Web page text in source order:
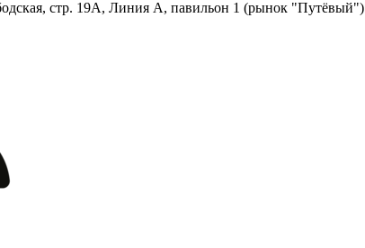
стр. 19А, Линия А, павильон 1 (рынок "Путёвый")